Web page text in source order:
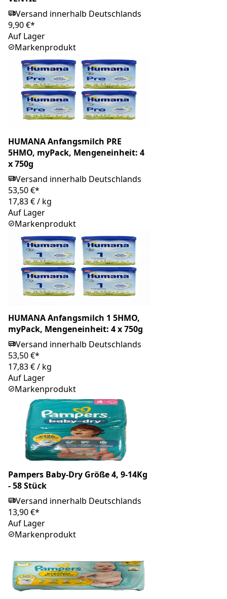
Versand innerhalb Deutschlands
9,90 €*
Auf Lager
Markenprodukt
HUMANA Anfangsmilch PRE
5HMO, myPack, Mengeneinheit: 4
x 750g
Versand innerhalb Deutschlands
53,50 €*
17,83 €/ kg
Auf Lager
Markenprodukt
HUMANA Anfangsmilch 1 5HMO,
myPack, Mengeneinheit: 4 x 750g
Versand innerhalb Deutschlands
53,50 €*
17,83 €/ kg
Auf Lager
Markenprodukt
Pampers Baby-Dry Größe 4, 9-14Kg
- 58 Stück
Versand innerhalb Deutschlands
13,90 €*
Auf Lager
Markenprodukt